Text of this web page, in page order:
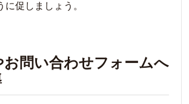
促しましょう。
お問い合わせフォームへ